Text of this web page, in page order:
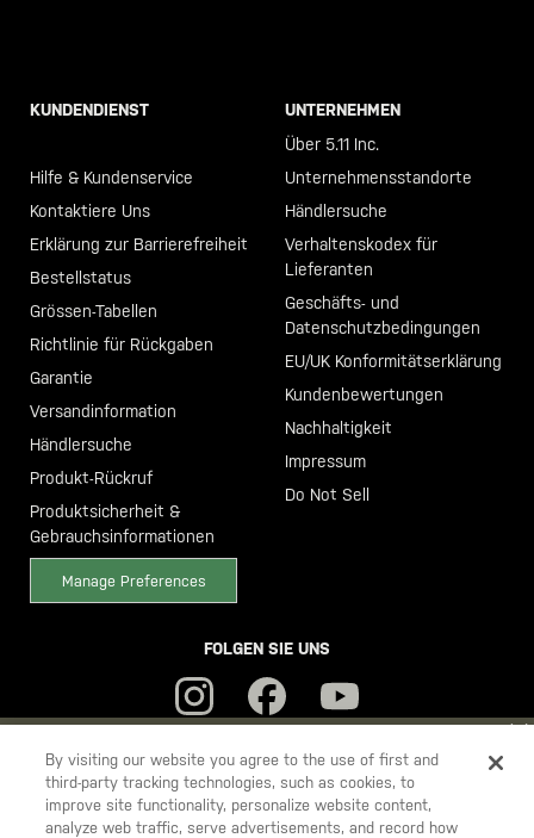
YOU ARE SHOPPING ON OURDEUTSCHLANDSITE. WOULD YOU
LIKE TO SHIP TO ANOTHER COUNTRY?
STAY ONDEUTSCHLAND
KUNDENDIENST
Hilfe & Kundenservice
Kontaktiere Uns
Erklärung zur Barrierefreiheit
Bestellstatus
Grössen-Tabellen
Richtlinie für Rückgaben
Garantie
Versandinformation
Händlersuche
Produkt-Rückruf
Produktsicherheit &
Gebrauchsinformationen
Manage Preferences
UNTERNEHMEN
Über 5.11 Inc.
Unternehmensstandorte
Händlersuche
Verhaltenskodex für
Lieferanten
Geschäfts- und
Datenschutzbedingungen
EU/UK Konformitätserklärung
Kundenbewertungen
Nachhaltigkeit
Impressum
Do Not Sell
FOLGEN SIE UNS
5.11
By visiting our website you agree to the use of first and
third-party tracking technologies, such as cookies, to
improve site functionality, personalize website content,
analyze web traffic, serve advertisements, and record how